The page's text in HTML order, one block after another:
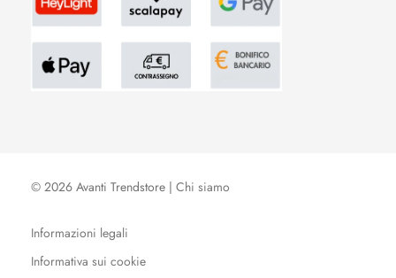
© 2026 Avanti Trendstore | Chi siamo
Informazioni legali
Informativa sui cookie